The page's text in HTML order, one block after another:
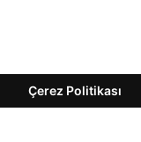
Çerez Politikası